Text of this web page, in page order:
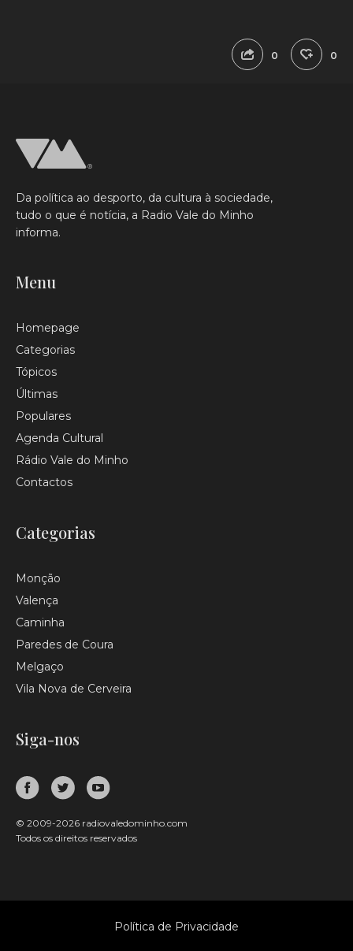
0 0
Da política ao desporto, da cultura à sociedade,
tudo o que é notícia, a Radio Vale do Minho
informa.
Menu
Homepage
Categorias
Tópicos
Últimas
Populares
Agenda Cultural
Rádio Vale do Minho
Contactos
Categorias
Monção
Valença
Caminha
Paredes de Coura
Melgaço
Vila Nova de Cerveira
Siga-nos
© 2009-2026 radiovaledominho.com
Todos os direitos reservados
Política de Privacidade